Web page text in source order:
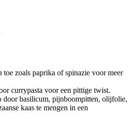
toe zoals paprika of spinazie voor meer
currypasta voor een pittige twist.
door basilicum, pijnboompitten, olijfolie,
kaas te mengen in een